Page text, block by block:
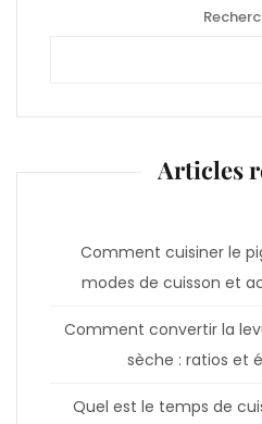
Articles
Comment cuisiner le
modes de cuisson et
Comment convertir la
sèche : ratios et
Quel est le temps de